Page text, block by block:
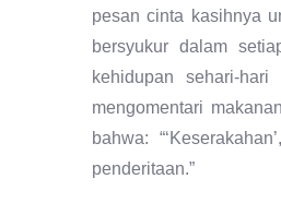
pesan cinta kasihnya
bersyukur dalam
kehidupan sehari-
mengomentari
bahwa:
penderitaan.”